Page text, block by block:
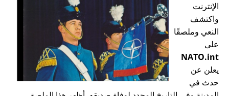
الإنترنت
واكتشف
النعي وملصقًا
على
NATO.int
يعلن عن
حدث في